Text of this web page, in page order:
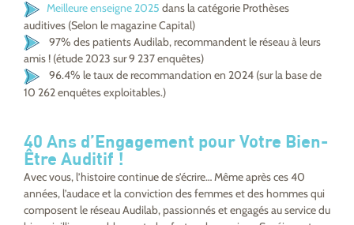
Meilleure enseigne 2025 dans la catégorie Prothèses
auditives (Selon le magazine Capital)
97% des patients Audilab, recommandent le réseau à leurs
amis ! (étude 2023 sur 9 237 enquêtes)
96.4% le taux de recommandation en 2024 (sur la base de
10 262 enquêtes exploitables.)
40 Ans d’Engagement pour Votre Bien-
Être Auditif !
Avec vous, l’histoire continue de s’écrire… Même après ces 40
années, l’audace et la conviction des femmes et des hommes qui
composent le réseau Audilab, passionnés et engagés au service du